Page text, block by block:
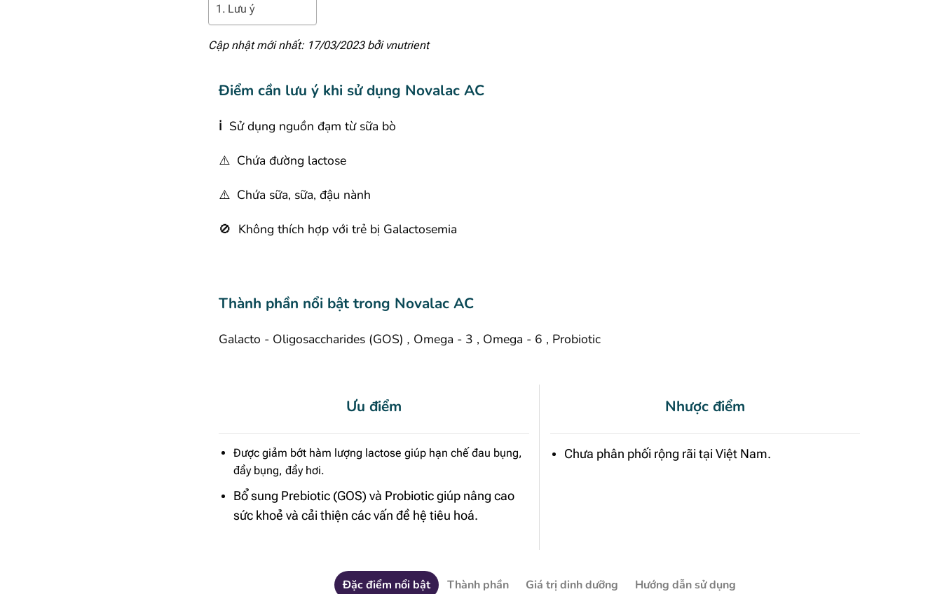
Lưu ý
Cập nhật mới nhất: 17/03/2023 bởi vnutrient
Điểm cần lưu ý khi sử dụng Novalac AC
ℹ️ Sử dụng nguồn đạm từ sữa bò
⚠️ Chứa đường lactose
⚠️ Chứa sữa, sữa, đậu nành
🚫 Không thích hợp với trẻ bị Galactosemia
Thành phần nổi bật trong Novalac AC
Galacto - Oligosaccharides (GOS) , Omega - 3 , Omega - 6 , Probiotic
Ưu điểm
Được giảm bớt hàm lượng lactose giúp hạn chế đau bụng,
đầy bụng, đầy hơi.
Bổ sung Prebiotic (GOS) và Probiotic giúp nâng cao
sức khoẻ và cải thiện các vấn đề hệ tiêu hoá.
Nhược điểm
Chưa phân phối rộng rãi tại Việt Nam.
Đặc điểm nổi bật Thành phần Giá trị dinh dưỡng Hướng dẫn sử dụng